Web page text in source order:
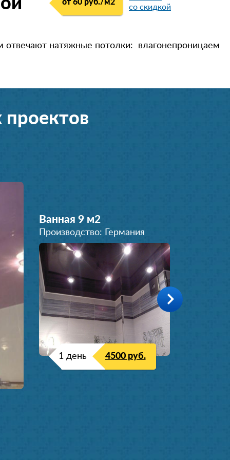
от 60 руб./м2
со скидкой
натяжные потолки: влагонепроницаем
проектов
Ванная 9 м2
Производство: Германия
1 день 4500 руб.